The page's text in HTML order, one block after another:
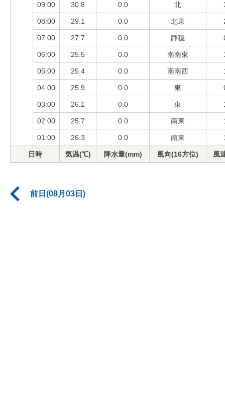
09:00 30.8 0.0 北
08:00 29.1 0.0 北東
07:00 27.7 0.0 静穏
06:00 25.5 0.0 南南東
05:00 25.4 0.0 南南西
04:00 25.9 0.0 東
03:00 26.1 0.0 東
02:00 25.7 0.0 南東
01:00 26.3 0.0 南東
日時 気温(℃) 降水量(mm) 風向(16方位) 風
前日(08月03日)